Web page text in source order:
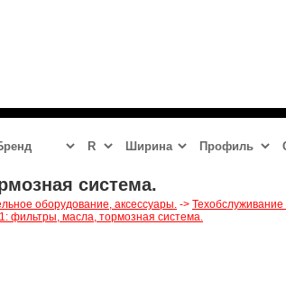
система.
оборудование, аксессуары. ->
фильтры, масла, тормозная система.